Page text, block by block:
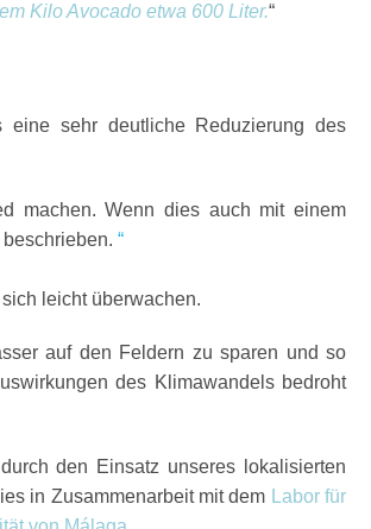
Kilo Avocado etwa 600 Liter.“
eine sehr deutliche Reduzierung des
machen. Wenn dies auch mit einem
“
leicht überwachen.
auf den Feldern zu sparen und so
des Klimawandels bedroht
den Einsatz unseres lokalisierten
in Zusammenarbeit mit dem Labor für